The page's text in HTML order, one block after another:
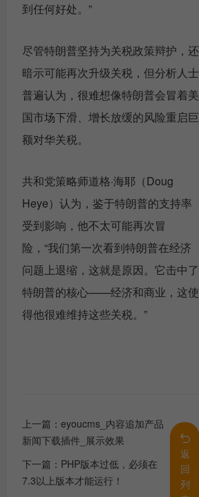
到任何好处。”
尽管特朗普坚持为关税政策辩护，还
暗示可能再次升级关税，但分析人士
普遍认为，很难想像特朗普会冒着美
国市场下滑、增长放缓的风险重启巨
额对华关税。
共和党策略师道格·海耶（Doug
Heye）认为，鉴于特朗普的支持率
受到影响，他不太可能再次冒
险，“我们第一次看到特朗普在经济
问题上退缩，这就是原因。它击中了
特朗普的核心——经济和商业，这使
得他很难维持这些关税。”
上一篇： eyoucms_内容追加产品
新闻下载插件_展示效果
下一篇： PHP版本过低，必须在
7.3以上版本才能运行！
返
回
列